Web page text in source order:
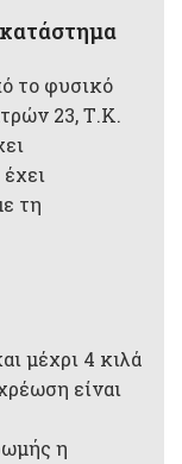
το φυσικό
23, Τ.Κ.
τη
μέχρι 4 κιλά
είναι
η